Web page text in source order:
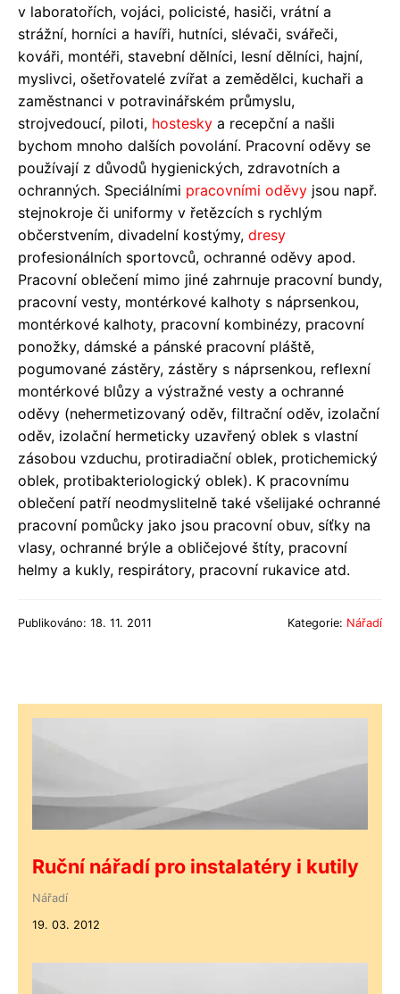
v laboratořích, vojáci, policisté, hasiči, vrátní a
strážní, horníci a havíři, hutníci, slévači, svářeči,
kováři, montéři, stavební dělníci, lesní dělníci, hajní,
myslivci, ošetřovatelé zvířat a zemědělci, kuchaři a
zaměstnanci v potravinářském průmyslu,
strojvedoucí, piloti, hostesky a recepční a našli
bychom mnoho dalších povolání. Pracovní oděvy se
používají z důvodů hygienických, zdravotních a
ochranných. Speciálními pracovními oděvy jsou např.
stejnokroje či uniformy v řetězcích s rychlým
občerstvením, divadelní kostýmy, dresy
profesionálních sportovců, ochranné oděvy apod.
Pracovní oblečení mimo jiné zahrnuje pracovní bundy,
pracovní vesty, montérkové kalhoty s náprsenkou,
montérkové kalhoty, pracovní kombinézy, pracovní
ponožky, dámské a pánské pracovní pláště,
pogumované zástěry, zástěry s náprsenkou, reflexní
montérkové blůzy a výstražné vesty a ochranné
oděvy (nehermetizovaný oděv, filtrační oděv, izolační
oděv, izolační hermeticky uzavřený oblek s vlastní
zásobou vzduchu, protiradiační oblek, protichemický
oblek, protibakteriologický oblek). K pracovnímu
oblečení patří neodmyslitelně také všelijaké ochranné
pracovní pomůcky jako jsou pracovní obuv, síťky na
vlasy, ochranné brýle a obličejové štíty, pracovní
helmy a kukly, respirátory, pracovní rukavice atd.
Publikováno: 18. 11. 2011 Kategorie: Nářadí
Ruční nářadí pro instalatéry i kutily
Nářadí
19. 03. 2012